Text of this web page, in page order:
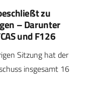
zu
– Darunter
und F126
Sitzung hat der
insgesamt 16